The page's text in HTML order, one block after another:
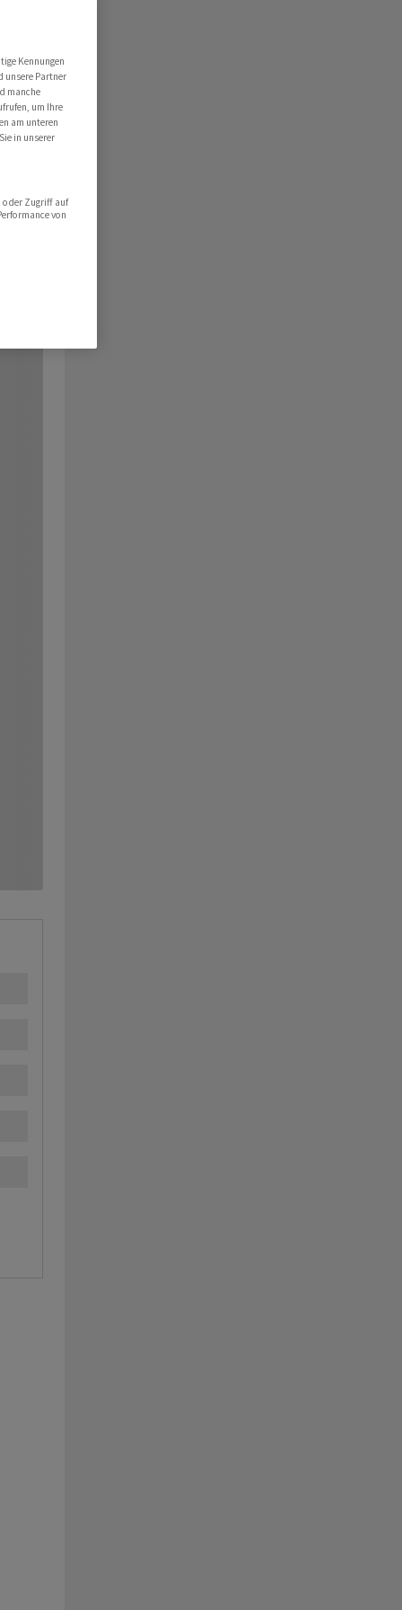
Kennungen
unsere Partner
manche
um Ihre
am unteren
in unserer
oder Zugriff auf
von